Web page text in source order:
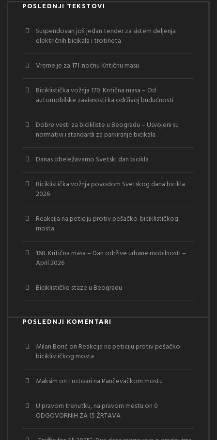
POSLEDNJI TEKSTOVI
Suspendovan još jedan tender za sistem deljenja
električnih bicikala i trotineta
Vreme je za 171. noćnu Kritičnu masu
Biciklistička vožnja 170. Kritična masa – Od
automobilske zavisnosti ka održivoj budućnosti
Dobre vesti za bicikliste u Beogradu – Usvojeni su
normativi i standardi za parkiranje bicikala
Danas obeležavamo Svetski dan bicikla
Biciklistička vožnja povodom Svetskog dana bicikla
2026
Reakcija na peticiju protiv pešačko-biciklističkog
mosta
168. Kritična masa – Dan održive urbane mobilnosti –
April 2026
Biciklističke staze u Beogradu
POSLEDNJI KOMENTARI
Milan Borić on Reakcija na peticiju protiv pešačko-
biciklističkog mosta
Maksim onTrotoari na Pančevačkom mostu
U pravom trenutku, na pravom mestu on 0
ODGOVORNIH ZA 15 ŽRTAVA